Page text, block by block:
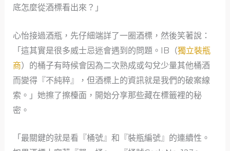
底怎麼從酒標看出來？」
心怡接過酒瓶，先仔細端詳了一圈酒標，然後笑著說：
「這其實是很多威士忌迷會遇到的問題。IB（獨立裝瓶
商）的桶子有時候會因為二次熟成或勾兌少量其他桶酒
而變得『不純粹』，但酒標上的資訊就是我們的破案線
索。」她擦了擦檯面，開始分享那些藏在標籤裡的秘
密。
「最關鍵的就是看『桶號』和『裝瓶編號』的連續性。